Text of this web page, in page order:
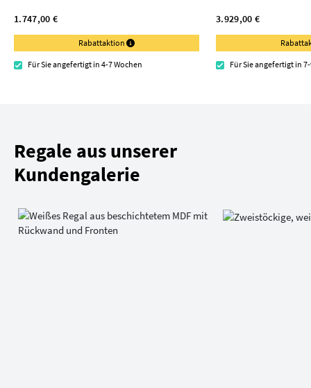
1.747,00 €
Rabattaktion
Für Sie angefertigt in 4-7 Wochen
3.929,00 €
Für Sie angefertigt in
Regale aus unserer
Kundengalerie